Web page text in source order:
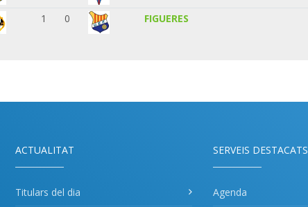
1 0 FIGUERES
ACTUALITAT
Titulars del dia
SERVEIS DESTACATS
Agenda